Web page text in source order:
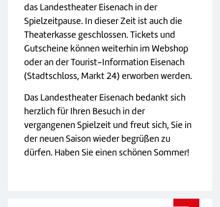
das Landestheater Eisenach in der
Spielzeitpause. In dieser Zeit ist auch die
Theaterkasse geschlossen. Tickets und
Gutscheine können weiterhin im Webshop
oder an der Tourist-Information Eisenach
(Stadtschloss, Markt 24) erworben werden.
Das Landestheater Eisenach bedankt sich
herzlich für Ihren Besuch in der
vergangenen Spielzeit und freut sich, Sie in
der neuen Saison wieder begrüßen zu
dürfen. Haben Sie einen schönen Sommer!